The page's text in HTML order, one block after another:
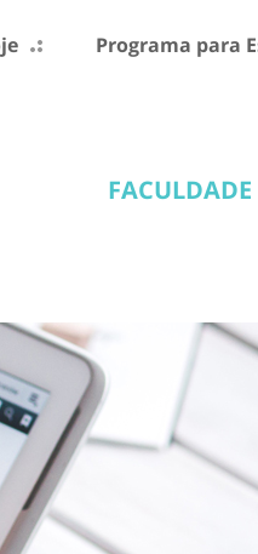
Programa para
FACULDADE